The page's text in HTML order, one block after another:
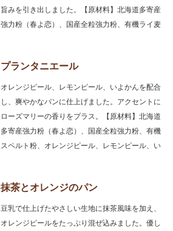
旨みを引き出しました。【原材料】北海道多寄産
強力粉（春よ恋）、国産全粒強力粉、有機ライ麦
プランタニエール
オレンジピール、レモンピール、いよかんを配合
し、爽やかなパンに仕上げました。アクセントに
ローズマリーの香りをプラス。【原材料】北海道
多寄産強力粉（春よ恋）、国産全粒強力粉、有機
スペルト粉、オレンジピール、レモンピール、い
抹茶とオレンジのパン
豆乳で仕上げたやさしい生地に抹茶風味を加え、
オレンジピールをたっぷり混ぜ込みました。優し